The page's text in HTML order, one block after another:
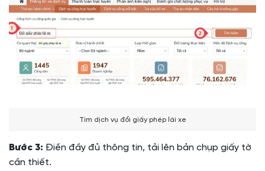
Tìm dịch vụ đổi giấy phép lái xe
Bước 3: Điền đầy đủ thông tin, tải lên bản chụp giấy tờ
cần thiết.